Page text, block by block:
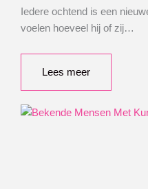
Iedere ochtend is een
voelen hoeveel hij of zij…
Lees meer